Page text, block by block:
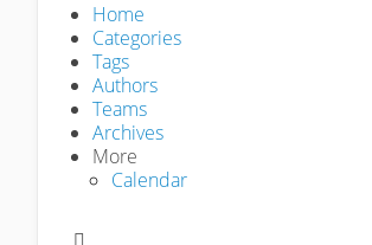
Home
Categories
Tags
Authors
Teams
Archives
More
Calendar